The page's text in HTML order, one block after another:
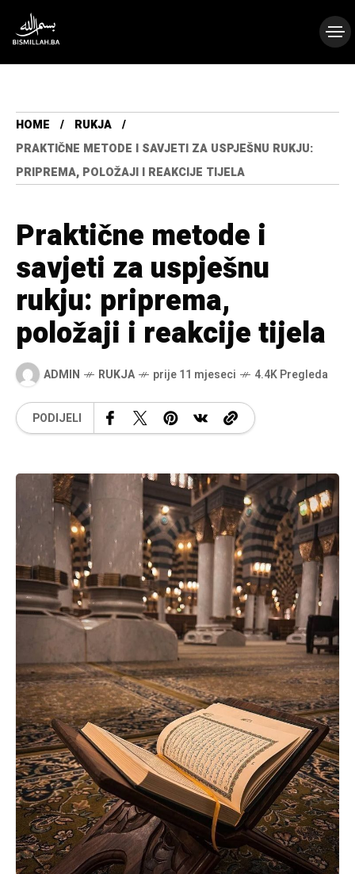
HOME
RUKJA
PRAKTIČNE METODE I SAVJETI ZA USPJEŠNU RUKJU:
PRIPREMA, POLOŽAJI I REAKCIJE TIJELA
Praktične metode i
savjeti za uspješnu
rukju: priprema,
položaji i reakcije tijela
ADMIN RUKJA prije 11 mjeseci 4.4K Pregleda
PODIJELI